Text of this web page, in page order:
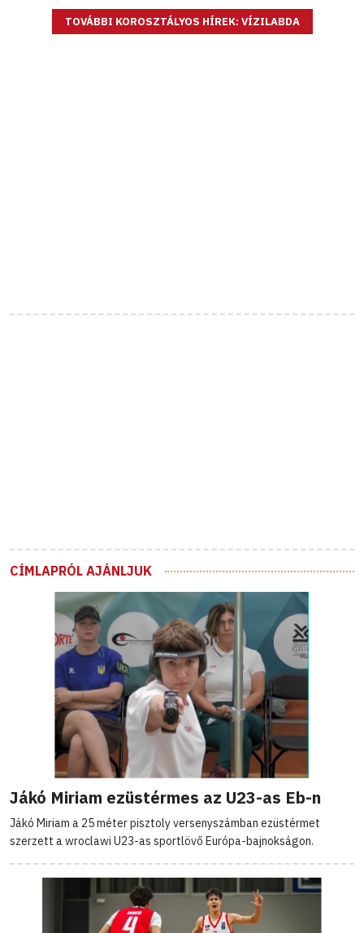
TOVÁBBI KOROSZTÁLYOS HÍREK: VÍZILABDA
CÍMLAPRÓL AJÁNLJUK
Jákó Miriam ezüstérmes az U23-as Eb-n
Jákó Miriam a 25 méter pisztoly versenyszámban ezüstérmet
szerzett a wroclawi U23-as sportlövő Európa-bajnokságon.